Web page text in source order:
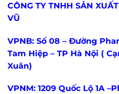
CÔNG TY TNHH SẢN
VŨ
VPNB: Số 08 – Đường
Tam Hiệp – TP Hà Nội (
Xuân)
VPNM: 1209 Quốc Lộ 1A